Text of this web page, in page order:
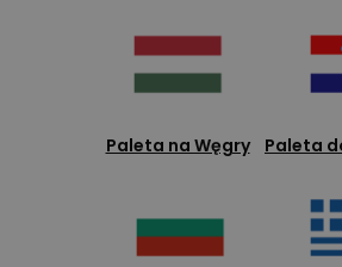
Paleta na Węgry Paleta